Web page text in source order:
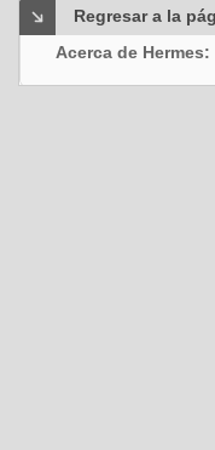
Regresar a la
Acerca de Hermes: